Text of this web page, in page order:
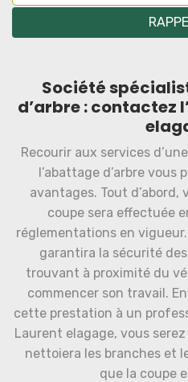
Société
d’arbre : contactez
Recourir aux services
l’abattage d’arbre vous
avantages. Tout d’abord,
coupe sera effectuée
réglementations en
garantira la sécurité
trouvant à proximité du
commencer son travail.
cette prestation à un
Laurent elagage, vous
nettoiera les branches et
que la coupe